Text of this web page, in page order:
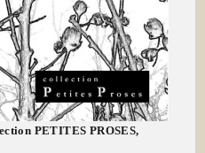
PETITES PROSES,